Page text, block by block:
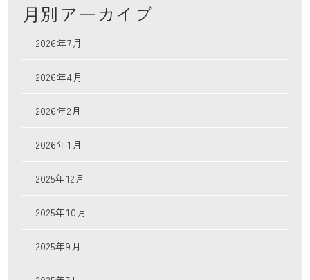
月別アーカイブ
2026年7月
2026年4月
2026年2月
2026年1月
2025年12月
2025年10月
2025年9月